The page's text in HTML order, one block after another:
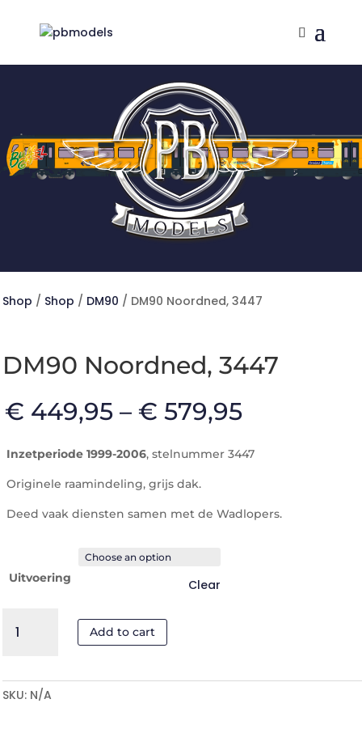
Shop / Shop / DM90 / DM90 Noordned, 3447
DM90 Noordned, 3447
€ 449,95 – € 579,95
Inzetperiode 1999-2006, stelnummer 3447
Originele raamindeling, grijs dak.
Deed vaak diensten samen met de Wadlopers.
Uitvoering Clear
Noordned,
Add to cart
SKU: N/A